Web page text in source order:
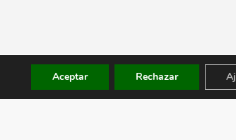
Aceptar Rechazar